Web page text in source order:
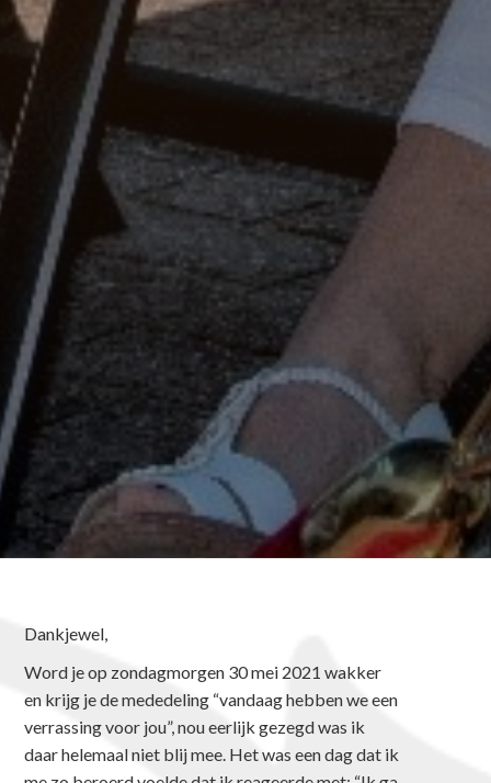
Dankjewel,
Word je op zondagmorgen 30 mei 2021 wakker
en krijg je de mededeling “vandaag hebben we een
verrassing voor jou”, nou eerlijk gezegd was ik
daar helemaal niet blij mee. Het was een dag dat ik